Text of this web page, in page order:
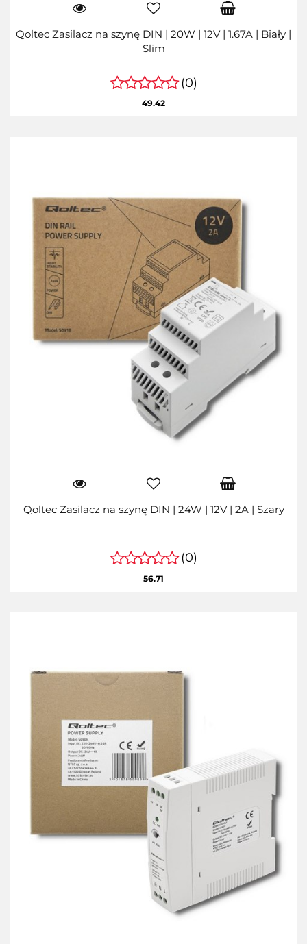
Qoltec Zasilacz na szynę DIN | 20W | 12V | 1.67A | Biały |
Slim
(0)
49.42
Qoltec Zasilacz na szynę DIN | 24W | 12V | 2A | Szary
(0)
56.71